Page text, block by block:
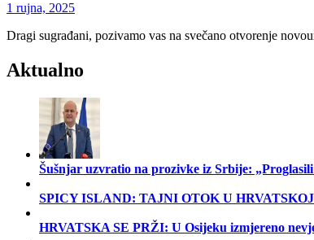
1 rujna, 2025
Dragi sugrađani, pozivamo vas na svečano otvorenje
Aktualno
Šušnjar uzvratio na prozivke iz Srbije:
SPICY ISLAND: TAJNI OTOK U
HRVATSKA SE PRŽI: U Osijeku izmjereno